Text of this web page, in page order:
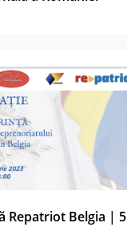
Repatriot Belgia | 5